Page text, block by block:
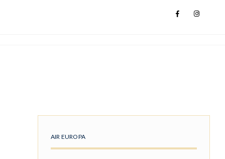
AIR EUROPA